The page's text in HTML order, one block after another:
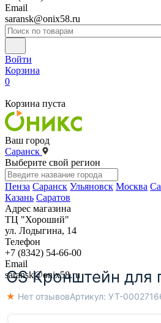
Email
saransk@onix58.ru
Войти
Корзина
0
Корзина пуста
Ваш город
Саранск
Выберите свой регион
Пенза Саранск Ульяновск Москва
Казань Саратов
Адрес магазина
ТЦ "Хороший"
ул. Лодыгина, 14
Телефон
+7 (8342) 54-66-00
Email
saransk@onix58.ru
GS Кронштейн для
★ Нет отзывовАртикул: УТ-